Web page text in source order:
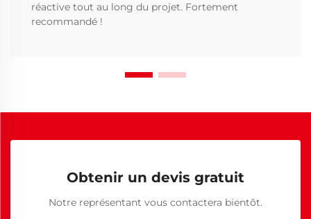
réactive tout au long du projet. Fortement
recommandé !
Obtenir un devis gratuit
Notre représentant vous contactera bientôt.